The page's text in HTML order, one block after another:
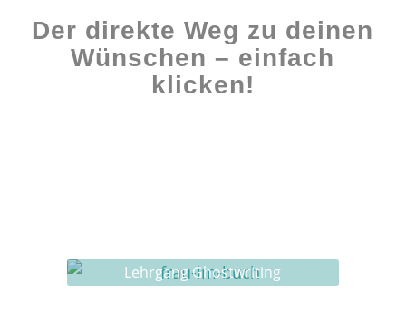
Der direkte Weg zu deinen
Wünschen – einfach
klicken!
Lehrgang Ghostwriting